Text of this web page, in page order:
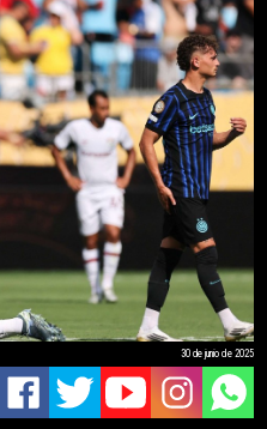
30 de junio de 2025